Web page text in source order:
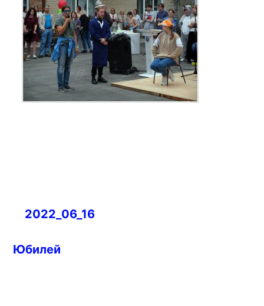
Навигация
записям
2022_06_16
Юбилей